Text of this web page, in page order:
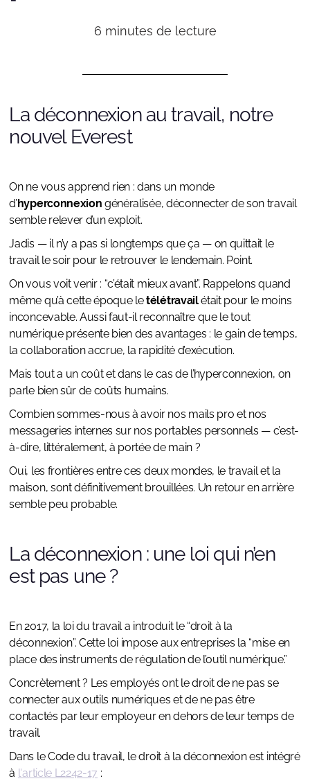
6 minutes de lecture
La déconnexion au travail, notre
nouvel Everest
On ne vous apprend rien : dans un monde
d’ hyperconnexion généralisée, déconnecter de son travail
semble relever d’un exploit.
Jadis — il n’y a pas si longtemps que ça — on quittait le
travail le soir pour le retrouver le lendemain. Point.
On vous voit venir : “c’était mieux avant”. Rappelons quand
même qu’à cette époque letélétravailétait pour le moins
inconcevable. Aussi faut-il reconnaître que le tout
numérique présente bien des avantages : le gain de temps,
la collaboration accrue, la rapidité d’exécution.
Mais tout a un coût et dans le cas de l’hyperconnexion, on
parle bien sûr de coûts humains.
Combien sommes-nous à avoir nos mails pro et nos
messageries internes sur nos portables personnels — c’est-
à-dire, littéralement, à portée de main ?
Oui, les frontières entre ces deux mondes, le travail et la
maison, sont définitivement brouillées. Un retour en arrière
semble peu probable.
La déconnexion : une loi qui n’en
est pas une ?
En 2017, la loi du travail a introduit le “droit à la
déconnexion”. Cette loi impose aux entreprises la “mise en
place des instruments de régulation de l’outil numérique.”
Concrètement ? Les employés ont le droit de ne pas se
connecter aux outils numériques et de ne pas être
contactés par leur employeur en dehors de leur temps de
travail.
Dans le Code du travail, le droit à la déconnexion est intégré
à l'article L2242-17 :